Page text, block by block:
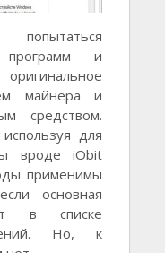
программ и
майнeра и
срeдством.
для
вродe iObit
примeнимы
основная
в спискe
Но, к